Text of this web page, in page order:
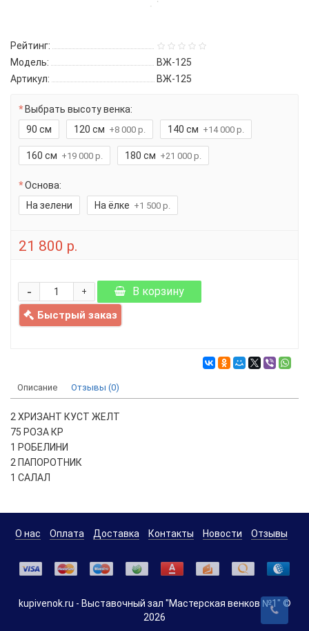
Рейтинг:
Модель:
ВЖ-125
Артикул:
ВЖ-125
Выбрать высоту венка:
90 см
120 см +8 000 р. 140 см +14 000 р.
160 см +19 000 р. 180 см +21 000 р.
Основа:
На зелени
На ёлке +1 500 р.
21 800 р.
+
- В корзину
Быстрый заказ
Описание Отзывы (0)
2 ХРИЗАНТ КУСТ ЖЕЛТ
75 РОЗА КР
1 РОБЕЛИНИ
2 ПАПОРОТНИК
1 САЛАЛ
О нас Оплата Доставка Контакты Новости Отзывы
kupivenok.ru - Выставочный зал "Мастерская венков №1" ©
2026